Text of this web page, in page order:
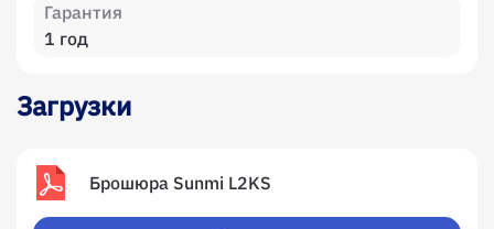
Гарантия
1 год
Загрузки
Брошюра Sunmi L2KS